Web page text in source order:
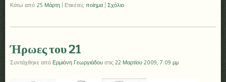
Κάτω από 25 Μάρτη Ετικέτες ποίημα Σχόλιο
Ήρωες του 21
Συντάχθηκε από Ερμιόνη Γεωργιάδου στις 22 Μαρτίου 2009, 7:09 μμ